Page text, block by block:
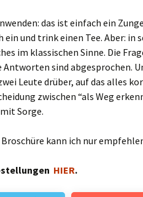
das ist einfach ein
ein und trink einen Tee. Aber: in
im klassischen Sinne. Die
Antworten sind abgesprochen.
Leute drüber, auf das alles
zwischen “als Weg
Sorge.
kann ich nur
HIER.